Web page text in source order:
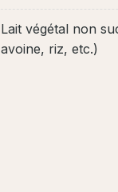
Lait végétal non
avoine, riz, etc.)